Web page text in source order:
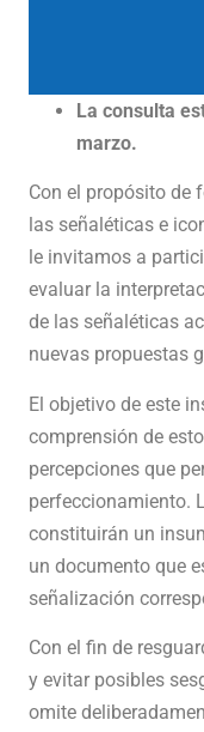
La consulta
marzo.
Con el propósito de
las señaléticas e
le invitamos a
evaluar la
de las señaléticas
nuevas propuestas
El objetivo de este
comprensión de
percepciones que
perfeccionamiento.
constituirán un
un documento que
señalización
Con el fin de
y evitar posibles
omite